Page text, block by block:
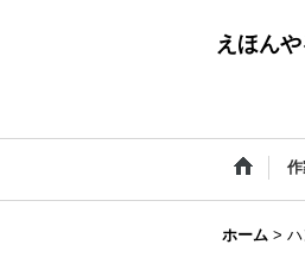
えほん
作
ホーム >